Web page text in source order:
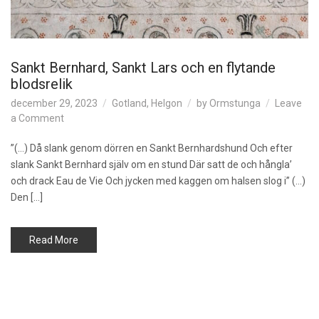
j
u
n
f
u
Sankt Bernhard, Sankt Lars och en flytande
blodsrelik
december 29, 2023 Gotland, Helgon by Ormstunga
Leave
a Commento
S
a
n
e
r
”(…) Då slank genom dörren en Sankt Bernhardshund Och efter
slank Sankt Bernhard själv om en stund Där satt de och hångla’
och drack Eau de Vie Och jycken med kaggen om halsen slog i” (…)
Den […]
Read More